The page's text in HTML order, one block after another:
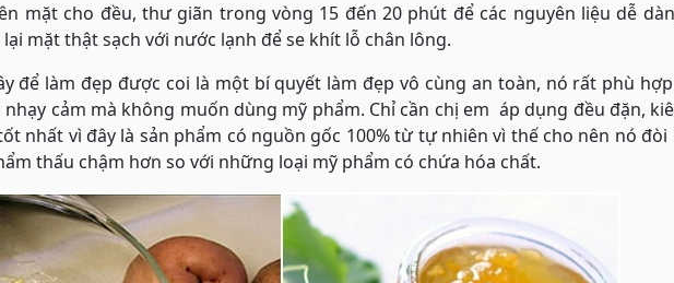
mặt cho đều, thư giãn trong vòng 15 đến 20 phút để các nguyên liệu dễ
mặt thật sạch với nước lạnh để se khít lỗ chân lông.
để làm đẹp được coi là một bí quyết làm đẹp vô cùng an toàn, nó rất phù
cảm mà không muốn dùng mỹ phẩm. Chỉ cần chị em áp dụng đều đặn,
nhất vì đây là sản phẩm có nguồn gốc 100% từ tự nhiên vì thế cho nên nó đòi
thấu chậm hơn so với những loại mỹ phẩm có chứa hóa chất.